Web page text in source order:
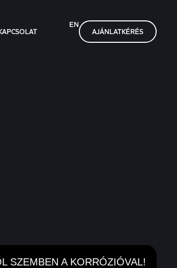
EN
AJÁNLATKÉRÉS
SZEMBEN A KORRÓZIÓVAL!